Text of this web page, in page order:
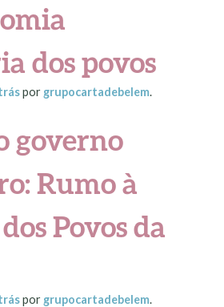
dos povos
por grupocartadebelem.
governo
Rumo à
Povos da
por grupocartadebelem.